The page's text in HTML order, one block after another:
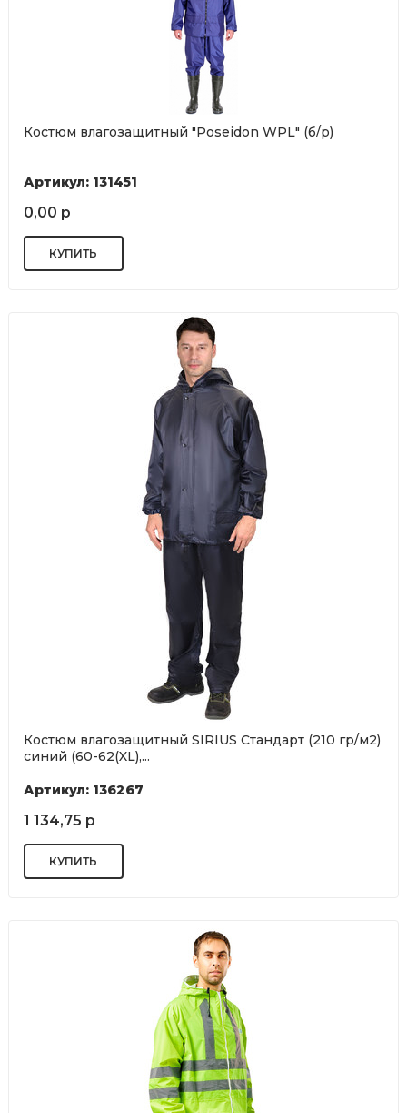
Костюм влагозащитный "Poseidon WPL" (б/р)
Артикул: 131451
0,00 р
Костюм влагозащитный SIRIUS Стандарт (210 гр/м2)
синий (60-62(XL),...
Артикул: 136267
1 134,75 р